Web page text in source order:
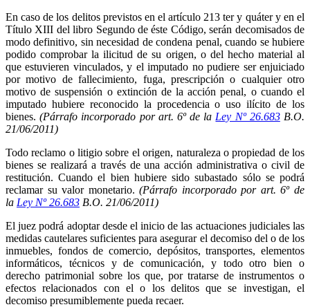
En caso de los delitos previstos en el artículo 213 ter y quáter y en el
Título XIII del libro Segundo de éste Código, serán decomisados de
modo definitivo, sin necesidad de condena penal, cuando se hubiere
podido comprobar la ilicitud de su origen, o del hecho material al
que estuvieren vinculados, y el imputado no pudiere ser enjuiciado
por motivo de fallecimiento, fuga, prescripción o cualquier otro
motivo de suspensión o extinción de la acción penal, o cuando el
imputado hubiere reconocido la procedencia o uso ilícito de los
bienes.(Párrafo incorporado por art. 6º de la Ley Nº 26.683B.O.
21/06/2011)
Todo reclamo o litigio sobre el origen, naturaleza o propiedad de los
bienes se realizará a través de una acción administrativa o civil de
restitución. Cuando el bien hubiere sido subastado sólo se podrá
reclamar su valor monetario.(Párrafo incorporado por art. 6º de
la Ley Nº 26.683 B.O. 21/06/2011)
El juez podrá adoptar desde el inicio de las actuaciones judiciales las
medidas cautelares suficientes para asegurar el decomiso del o de los
inmuebles, fondos de comercio, depósitos, transportes, elementos
informáticos, técnicos y de comunicación, y todo otro bien o
derecho patrimonial sobre los que, por tratarse de instrumentos o
efectos relacionados con el o los delitos que se investigan, el
decomiso presumiblemente pueda recaer.